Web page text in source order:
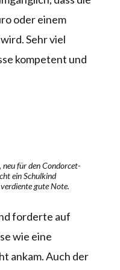
oder einem
Sehr viel
kompetent und
für den Condorcet-
ein Schulkind
gute Note.
forderte auf
wie eine
ankam. Auch der